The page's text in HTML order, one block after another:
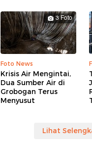
3 Foto
Foto News
Krisis Air Mengintai,
Dua Sumber Air di
Grobogan Terus
Menyusut
Lihat